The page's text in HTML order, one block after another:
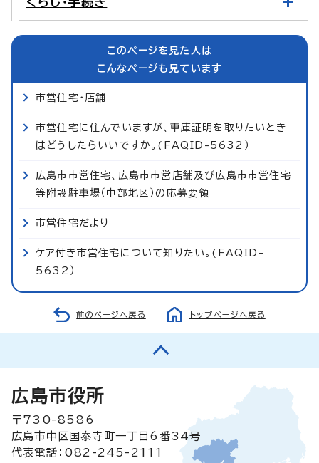
このページを見た人は
こんなページも見ています
市営住宅・店舗
市営住宅に住んでいますが、車庫証明を取りたいとき
はどうしたらいいですか。(FAQID-5632）
広島市市営住宅、広島市市営店舗及び広島市市営住宅
等附設駐車場（中部地区）の応募要領
市営住宅だより
ケア付き市営住宅について知りたい。(FAQID-
5632）
前のページへ戻る トップページへ戻る
広島市役所
〒730-8586
広島市中区国泰寺町一丁目6番34号
代表電話：082-245-2111